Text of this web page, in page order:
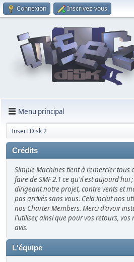
Connexion Inscrivez-vous
Menu principal
Insert Disk 2
Crédits
Simple Machines tient à remercier tous
faire de SMF 2.1 ce qu'il est aujourd'hui
dirigeant notre projet, contre vents et
pas arrivés sans vous. Cela inclut nos
nos Charter Members. Merci d'avoir
l'utiliser, ainsi que pour vos retours,
avis.
L'équipe